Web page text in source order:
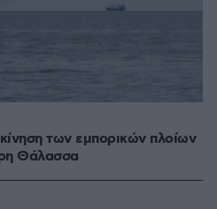
των εμπορικών πλοίων
Θάλασσα